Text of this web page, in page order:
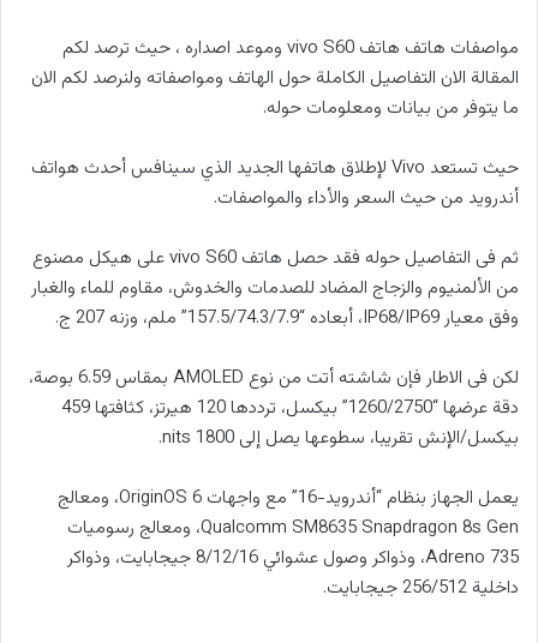
مواصفات هاتف هاتف vivo S60 وموعد اصداره ، حيث ترصد لكم
المقالة الان التفاصيل الكاملة حول الهاتف ومواصفاته ولنرصد لكم الان
ما يتوفر من بيانات ومعلومات حوله.
حيث تستعد Vivo لإطلاق هاتفها الجديد الذي سينافس أحدث هواتف
أندرويد من حيث السعر والأداء والمواصفات.
ثم فى التفاصيل حوله فقد حصل هاتف vivo S60 على هيكل مصنوع
من الألمنيوم والزجاج المضاد للصدمات والخدوش، مقاوم للماء والغبار
وفق معيار IP68/IP69، أبعاده “157.5/74.3/7.9” ملم، وزنه 207 ج.
لكن فى الاطار فإن شاشته أتت من نوع AMOLED بمقاس 6.59 بوصة،
دقة عرضها “1260/2750” بيكسل، ترددها 120 هيرتز، كثافتها 459
بيكسل/الإنش تقريبا، سطوعها يصل إلى 1800 nits.
يعمل الجهاز بنظام “أندرويد-16” مع واجهات OriginOS 6، ومعالج
Qualcomm SM8635 Snapdragon 8s Gen، ومعالج رسوميات
Adreno 735، وذواكر وصول عشوائي 8/12/16 جيجابايت، وذواكر
داخلية 256/512 جيجابايت.